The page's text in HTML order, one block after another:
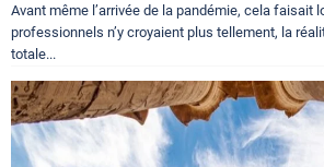
Avant même l’arrivée de la pandémie, cela faisait
professionnels n’y croyaient plus tellement, la
totale...